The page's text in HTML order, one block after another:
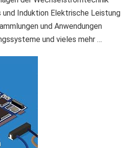
Induktion Elektrische Leistung
und Anwendungen
und vieles mehr …